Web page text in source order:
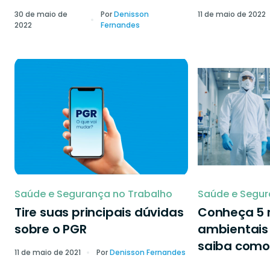
30 de maio de
2022
PorDenisson
Fernandes
11 de maio de 2022
Saúde e Segurança no Trabalho
Tire suas principais dúvidas
sobre o PGR
11 de maio de 2021 PorDenisson Fernandes
Saúde e
Conheça 5
saiba